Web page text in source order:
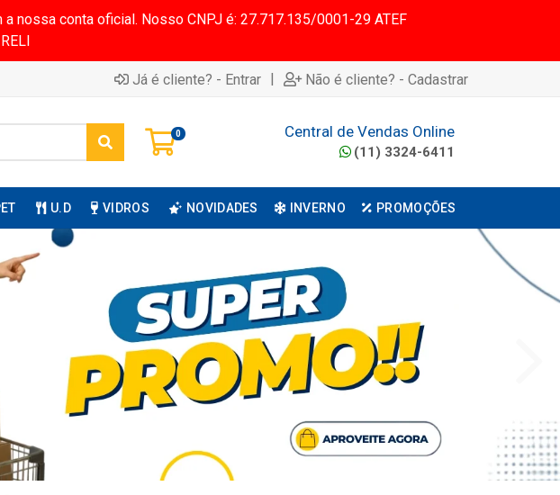
nossa conta oficial. Nosso CNPJ é: 27.717.135/0001-29 ATEF
Já é cliente? - Entrar | Não é cliente? - Cadastrar
0 Central de Vendas Online
(11) 3324-6411
U.D VIDROS NOVIDADES INVERNO PROMOÇÕES